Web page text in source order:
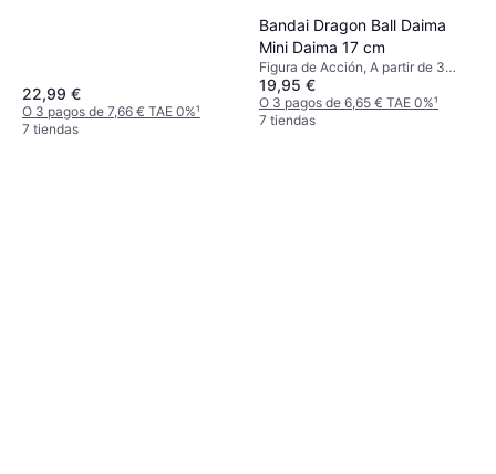
22,99 €
O 3 pagos de 7,66 € TAE 0%¹
7 tiendas
Bandai Dragon Ball Daima
Mini Daima 17 cm
Figura de Acción, A partir de 3
años, 2 Piezas, 1 pcs
19,95 €
O 3 pagos de 6,65 € TAE 0%¹
7 tiendas